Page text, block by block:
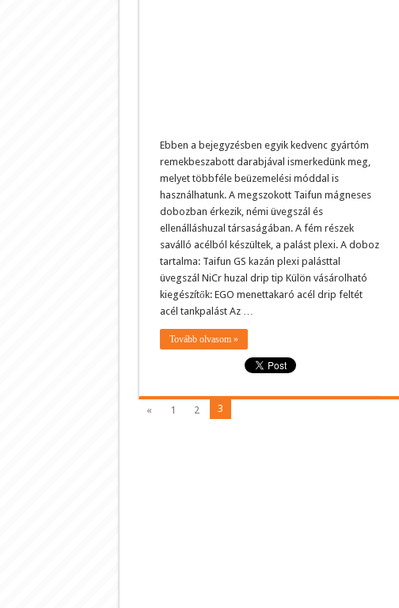
Ebben a bejegyzésben egyik kedvenc gyártóm
remekbeszabott darabjával ismerkedünk meg,
melyet többféle beüzemelési móddal is
használhatunk. A megszokott Taifun mágneses
dobozban érkezik, némi üvegszál és
ellenálláshuzal társaságában. A fém részek
saválló acélból készültek, a palást plexi. A doboz
tartalma: Taifun GS kazán plexi palásttal
üvegszál NiCr huzal drip tip Külön vásárolható
kiegészítők: EGO menettakaró acél drip feltét
acél tankpalást Az …
Tovább olvasom »
« 1 2 3